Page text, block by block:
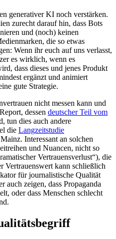
generativer KI noch verstärken.
zurecht darauf hin, dass Bots
und (noch) keinen
die so etwas
Wenn ihr euch auf uns verlasst,
es wirklich, wenn es
dass dieses und jenes Produkt
ergänzt und animiert
gute Strategie.
nicht messen kann und
dessen deutscher Teil vom
tun dies auch andere
die Langzeitstudie
Interessant an solchen
und Nuancen, nicht so
Vertrauensverlust“), die
Vertrauenswert kann schließlich
für journalistische Qualität
auch zeigen, dass Propaganda
oder dass Menschen schlecht